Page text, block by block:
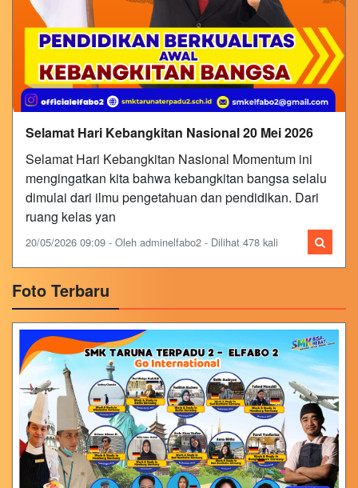
Selamat Hari Kebangkitan Nasional 20 Mei 2026
Selamat Hari Kebangkitan Nasional Momentum ini
mengingatkan kita bahwa kebangkitan bangsa selalu
dimulai dari ilmu pengetahuan dan pendidikan. Dari
ruang kelas yan
20/05/2026 09:09 - Oleh adminelfabo2 - Dilihat 478 kali
Foto Terbaru